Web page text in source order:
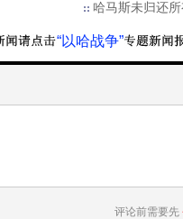
哈马斯未归还
“以哈战争”
评论前需要先